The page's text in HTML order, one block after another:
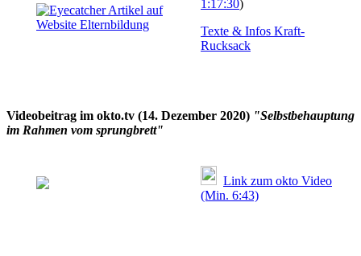
1:17:30)
Texte & Infos Kraft-
Rucksack
Videobeitrag im okto.tv (14. Dezember 2020) "Selbstbehauptung
im Rahmen vom sprungbrett"
Link zum okto Video
(Min. 6:43)